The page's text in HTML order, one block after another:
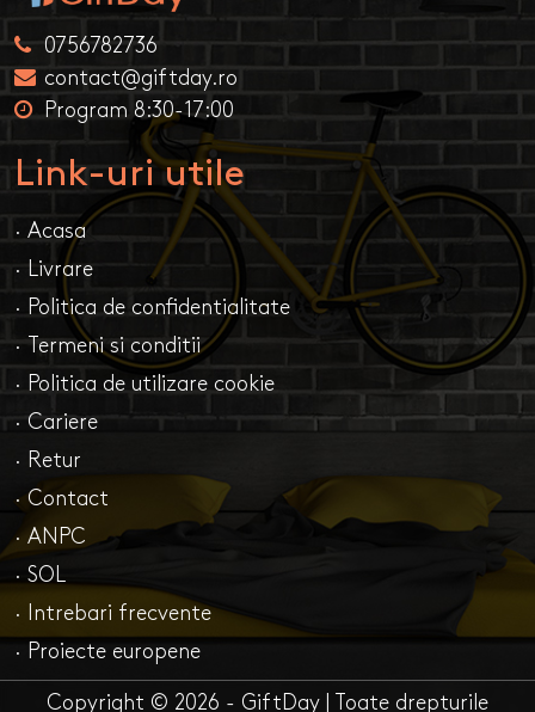
0756782736
contact@giftday.ro
Program 8:30-17:00
Link-uri utile
· Acasa
· Livrare
· Politica de confidentialitate
· Termeni si conditii
· Politica de utilizare cookie
· Cariere
· Retur
· Contact
· ANPC
· SOL
· Intrebari frecvente
· Proiecte europene
Copyright © 2026 - GiftDay | Toate drepturile